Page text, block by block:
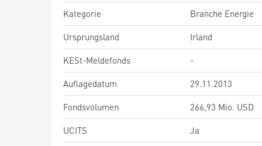
Kategorie
Branche Energie
Ursprungsland
Irland
KESt-Meldefonds
-
Auflagedatum
29.11.2013
Fondsvolumen
266,93 Mio. USD
UCITS
Ja